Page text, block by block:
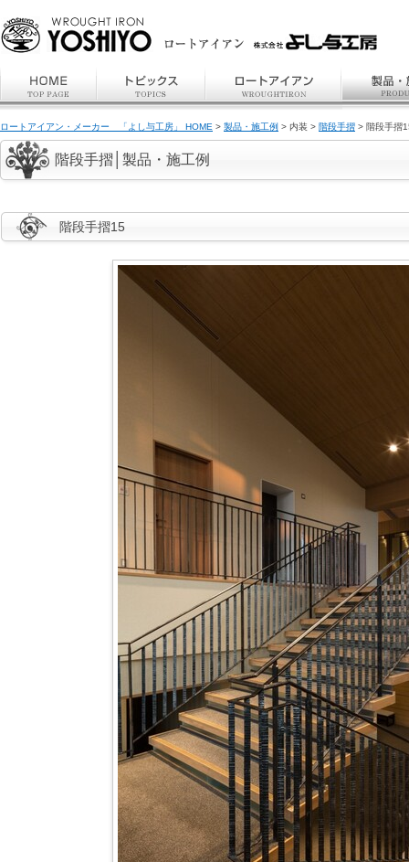
ロートアイアン・メーカー 「よし与工房」 HOME > 製品・施工例 > 内装 > 階段手摺 > 階段手摺
階段手摺│製品・施工例
階段手摺15